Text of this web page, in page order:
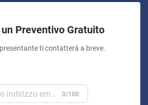
Preventivo Gratuito
ti contatterà a breve.
0/100